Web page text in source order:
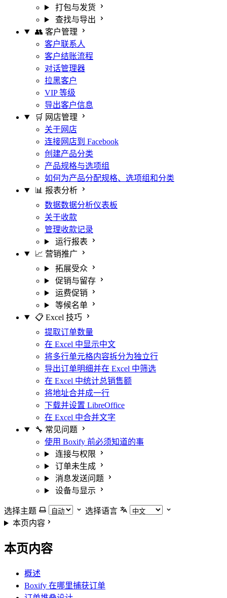
打包与发货
查找与导出
👥 客户管理
客户联系人
客户结账流程
对话管理器
拉黑客户
VIP 等级
导出客户信息
🛒 网店管理
关于网店
连接网店到 Facebook
创建产品分类
产品规格与选项组
如何为产品分配规格、选项组和分类
📊 报表分析
数据数据分析仪表板
关于收款
管理收款记录
运行报表
📈 营销推广
拓展受众
促销与留存
运费促销
等候名单
📋 Excel 技巧
提取订单数量
在 Excel 中显示中文
将多行单元格内容拆分为独立行
导出订单明细并在 Excel 中筛选
在 Excel 中统计总销售额
将地址合并成一行
下载并设置 LibreOffice
在 Excel 中合并文字
🔧 常见问题
使用 Boxify 前必须知道的事
连接与权限
订单未生成
消息发送问题
设备与显示
选择主题
选择语言
本页内容
本页内容
概述
Boxify 在哪里捕获订单